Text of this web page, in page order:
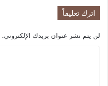
ج
د
ة
اترك تعليقاً
لن يتم نشر عنوان بريدك الإلكتروني.